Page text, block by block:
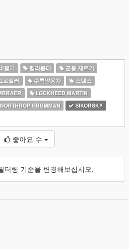
행기 헬리콥터
군용 제트기
로펠러 수륙양용차
스텔스
LOCKHEED MARTIN
GRUMMAN
SIKORSKY
좋아요 수
터링 기준을 변경해보십시오.